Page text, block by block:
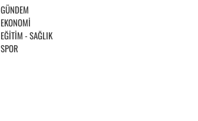
GÜNDEM
EKONOMİ
EĞİTİM - SAĞLIK
SPOR